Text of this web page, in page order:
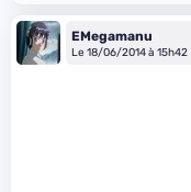
EMegamanu
Le 18/06/2014 à 15h42